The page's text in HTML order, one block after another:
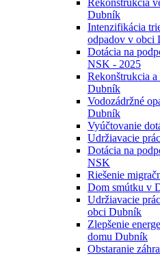
Rekonštrukcia
Dubník
Intenzifikácia
odpadov v obci
Dotácia na
NSK - 2025
Rekonštrukcia
Dubník
Vodozádržné
Dubník
Vyúčtovanie
Udržiavacie
Dotácia na
NSK
Riešenie
Dom smútku v
Udržiavacie
obci Dubník
Zlepšenie
domu Dubník
Obstaranie